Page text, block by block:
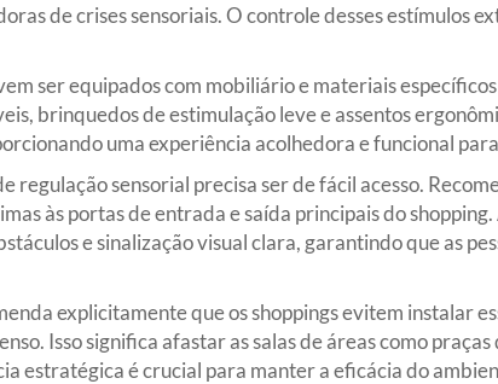
de crises sensoriais. O controle desses estímulos
ser equipados com mobiliário e materiais
brinquedos de estimulação leve e assentos
uma experiência acolhedora e funcional
regulação sensorial precisa ser de fácil acesso.
às portas de entrada e saída principais do
e sinalização visual clara, garantindo que as
explicitamente que os shoppings evitem instalar
Isso significa afastar as salas de áreas como
estratégica é crucial para manter a eficácia do